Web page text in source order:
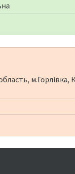
м.Горлівка,